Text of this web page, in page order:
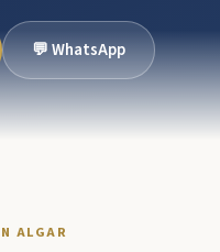
💬 WhatsApp
ALGAR